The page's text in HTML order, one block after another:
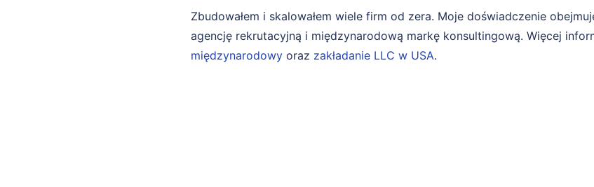
Zbudowałem i skalowałem wiele firm od zera. Moje doświadczenie
agencję rekrutacyjną i międzynarodową markę konsultingową. Więcej
międzynarodowy oraz zakładanie LLC w USA.